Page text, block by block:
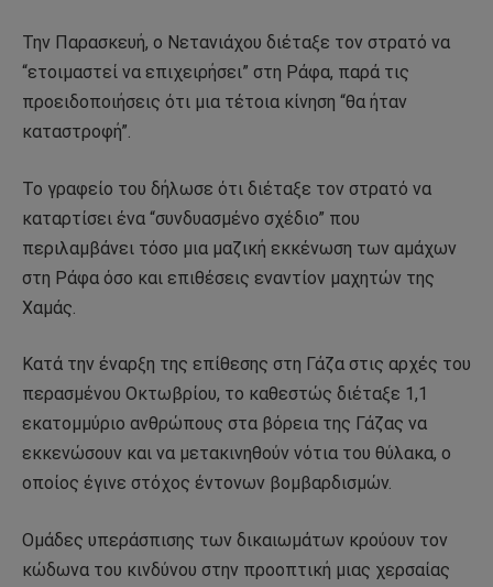
Την Παρασκευή, ο Νετανιάχου διέταξε τον στρατό να
“ετοιμαστεί να επιχειρήσει” στη Ράφα, παρά τις
προειδοποιήσεις ότι μια τέτοια κίνηση “θα ήταν
καταστροφή”.
Το γραφείο του δήλωσε ότι διέταξε τον στρατό να
καταρτίσει ένα “συνδυασμένο σχέδιο” που
περιλαμβάνει τόσο μια μαζική εκκένωση των αμάχων
στη Ράφα όσο και επιθέσεις εναντίον μαχητών της
Χαμάς.
Κατά την έναρξη της επίθεσης στη Γάζα στις αρχές του
περασμένου Οκτωβρίου, το καθεστώς διέταξε 1,1
εκατομμύριο ανθρώπους στα βόρεια της Γάζας να
εκκενώσουν και να μετακινηθούν νότια του θύλακα, ο
οποίος έγινε στόχος έντονων βομβαρδισμών.
Ομάδες υπεράσπισης των δικαιωμάτων κρούουν τον
κώδωνα του κινδύνου στην προοπτική μιας χερσαίας